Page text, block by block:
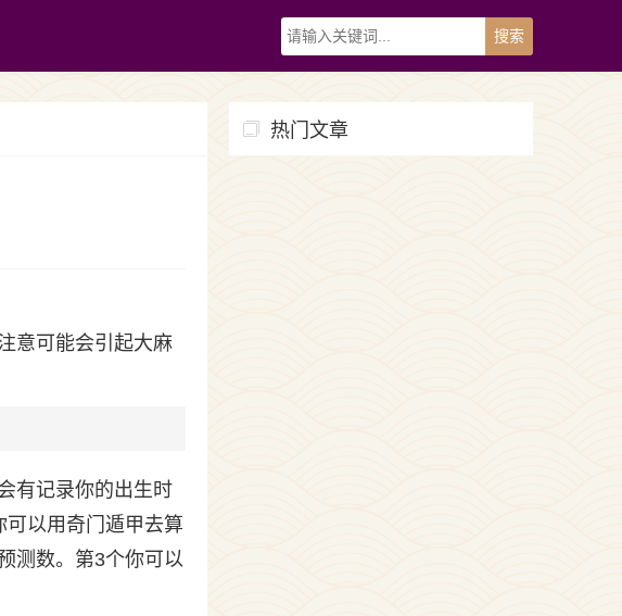
意可能会引起大麻
有记录你的出生时
以用奇门遁甲去算
测数。第3个你可以
热门文章